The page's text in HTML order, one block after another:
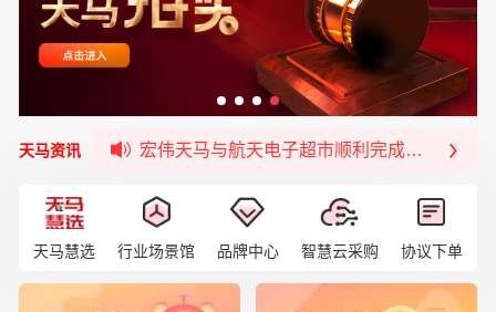
天马资讯
宏伟天马平台喜迎战略合作伙伴——航天动力
福清核电—WD-40产品交流会圆满结束
宏伟天马与网易严选达成品牌合作
宏伟供应链与第一师阿拉尔市签署战略框架合
宏伟供应链收到来自法国电力集团感谢信
天马慧选 行业场景馆 品牌中心 智慧云采购 协议下单